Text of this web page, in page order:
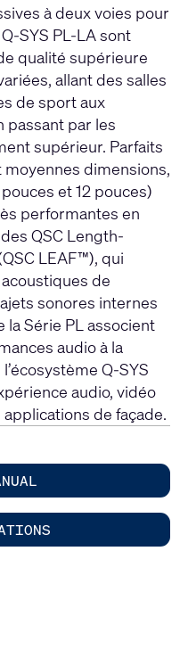
à deux voies pour
SYS PL-LA sont
qualité supérieure
allant des salles
de sport aux
passant par les
supérieur. Parfaits
dimensions,
et 12 pouces)
performantes en
QSC Length-
LEAF™), qui
de
sonores internes
Série PL associent
audio à la
Q-SYS
audio, vidéo
de façade.